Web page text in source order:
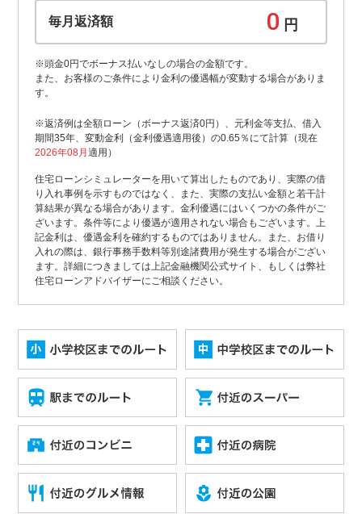
毎月返済額 円
※頭金0円でボーナス払いなしの場合の金額です。
また、お客様のご条件により金利の優遇幅が変動する場合がありま
す。
※返済例は全額ローン（ボーナス返済0円）、元利金等支払、借入
期間35年、変動金利（金利優遇適用後）の0.65％にて計算（現在
2026年08月適用）
住宅ローンシミュレーターを用いて算出したものであり、実際の借
り入れ事例を示すものではなく、また、実際の支払い金額と若干計
算結果が異なる場合があります。金利優遇にはいくつかの条件がご
ざいます。条件等により優遇が適用されない場合もございます。上
記金利は、優遇金利を確約するものではありません。また、お借り
入れの際は、銀行事務手数料等別途諸費用が発生する場合がござい
ます。詳細につきましては上記金融機関公式サイト、もしくは弊社
住宅ローンアドバイザーにご相談ください。